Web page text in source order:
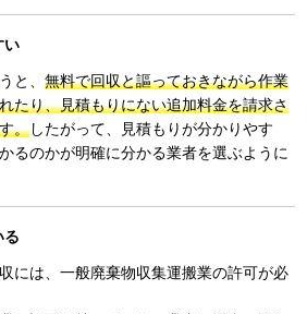
い
と、無料で回収と謳っておきながら作業
たり、見積もりにない追加料金を請求さ
。したがって、見積もりが分かりやす
るのかが明確に分かる業者を選ぶように
る
には、一般廃棄物収集運搬業の許可が必